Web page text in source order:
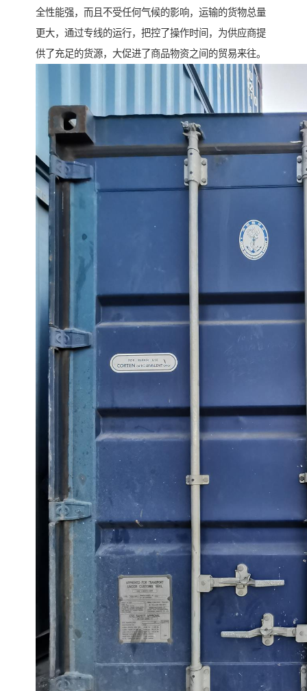
全性能强，而且不受任何气候的影响，运输的货物总量
更大，通过专线的运行，把控了操作时间，为供应商提
供了充足的货源，大促进了商品物资之间的贸易来往。